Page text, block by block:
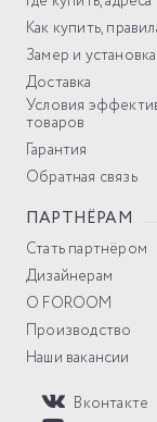
Как купить,
Замер и установка
Доставка
Условия
товаров
Гарантия
Обратная связь
ПАРТНЁРАМ
Стать партнёром
Дизайнерам
О FOROOM
Производство
Наши вакансии
Вконтакте